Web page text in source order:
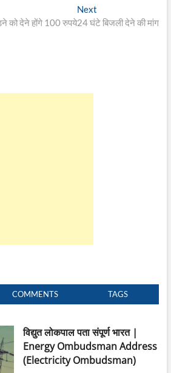
को देने होंगे 100 रुपये
Next
post:
24 घंटे बिजली देने की मांग
COMMENTS TAGS
विद्युत लोकपाल पता संपूर्ण भारत |
Energy Ombudsman Address
(Electricity Ombudsman)